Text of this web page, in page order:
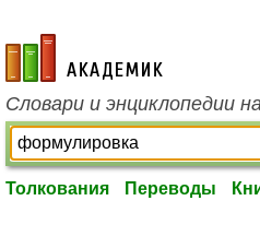
academic.ru
Словари и энциклопедии
Толкования Переводы